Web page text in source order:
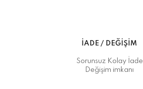
İADE / DEĞİŞİM
Sorunsuz Kolay İade
Değişim imkanı